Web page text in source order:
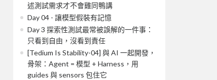
述測試需求才不會雞同鴨講
Day 04 - 讓模型假裝有記憶
Day 3 探索性測試最常被誤解的一件事：
只看到自由，沒看到責任
[Tedium Is Stability-04] 與 AI 一起開發，
骨架：Agent = 模型 + Harness，用
guides 與 sensors 包住它